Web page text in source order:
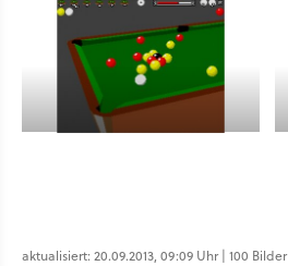
aktualisiert: 20.09.2013, 09:09 Uhr | 100 Bilder